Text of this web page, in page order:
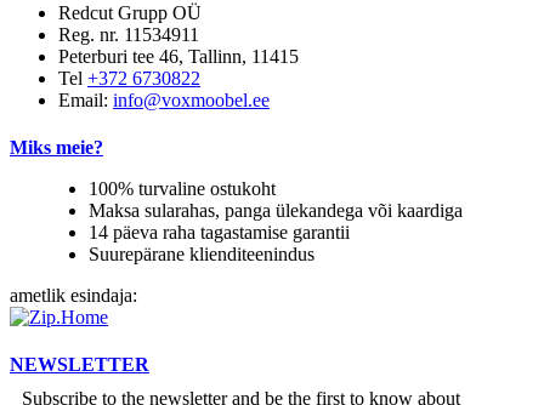
Redcut Grupp OÜ
Reg. nr. 11534911
Peterburi tee 46, Tallinn, 11415
Tel +372 6730822
Email: info@voxmoobel.ee
Miks meie?
100% turvaline ostukoht
Maksa sularahas, panga ülekandega või kaardiga
14 päeva raha tagastamise garantii
Suurepärane klienditeenindus
ametlik esindaja:
NEWSLETTER
Subscribe to the newsletter and be the first to know about